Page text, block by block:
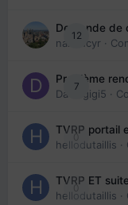
12
Demande de
nanancyr ·
7
Problème
Davidgigi5 ·
0
TVRP portail
hellodutaillis
0
TVRP ET
hellodutaillis